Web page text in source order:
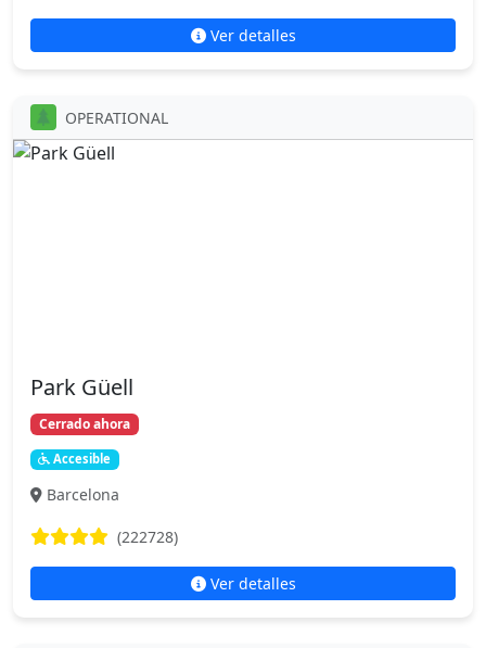
Ver detalles
OPERATIONAL
Park Güell
Cerrado ahora
Accesible
Barcelona
(222728)
Ver detalles